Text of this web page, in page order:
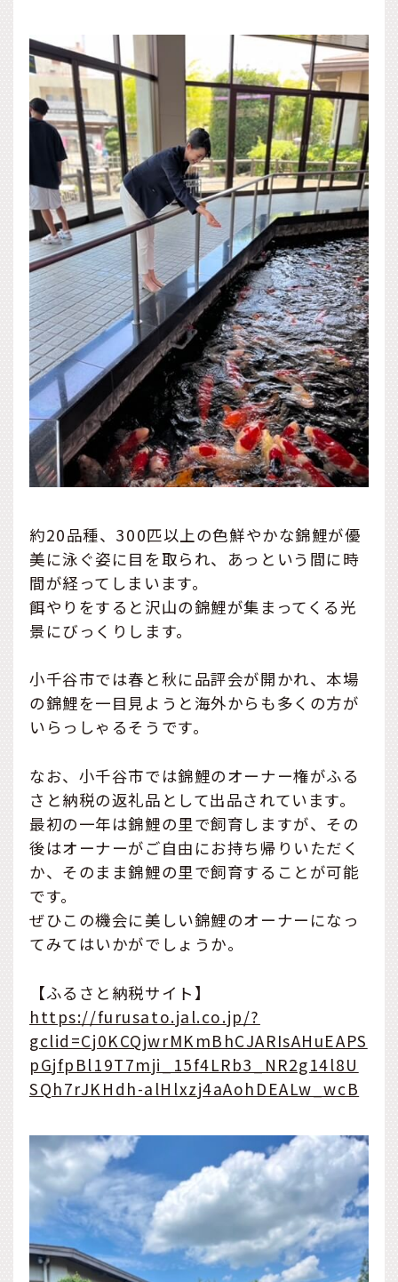
約20品種、300匹以上の色鮮やかな錦鯉が優
美に泳ぐ姿に目を取られ、あっという間に時
間が経ってしまいます。
餌やりをすると沢山の錦鯉が集まってくる光
景にびっくりします。
小千谷市では春と秋に品評会が開かれ、本場
の錦鯉を一目見ようと海外からも多くの方が
いらっしゃるそうです。
なお、小千谷市では錦鯉のオーナー権がふる
さと納税の返礼品として出品されています。
最初の一年は錦鯉の里で飼育しますが、その
後はオーナーがご自由にお持ち帰りいただく
か、そのまま錦鯉の里で飼育することが可能
です。
ぜひこの機会に美しい錦鯉のオーナーになっ
てみてはいかがでしょうか。
【ふるさと納税サイト】
https://furusato.jal.co.jp/?
gclid=Cj0KCQjwrMKmBhCJARIsAHuEAPS
pGjfpBl19T7mji_15f4LRb3_NR2g14l8U
SQh7rJKHdh-alHlxzj4aAohDEALw_wcB